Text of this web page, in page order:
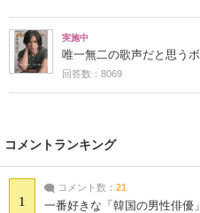
実施中
唯一無二の歌声だと思う
回答数：8069
コメントランキング
1
コメント数： 21
一番好きな「韓国の男性俳優